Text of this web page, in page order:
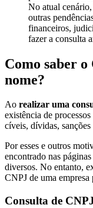
No atual
outras
financeiros,
fazer a consulta
Como saber o
nome?
Ao realizar uma
existência de
cíveis, dívidas,
Por esses e outros
encontrado nas
diversos. No entanto,
CNPJ de uma
Consulta de